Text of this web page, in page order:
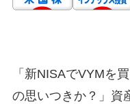
「新NISAでVYMを
の思いつきか？」資